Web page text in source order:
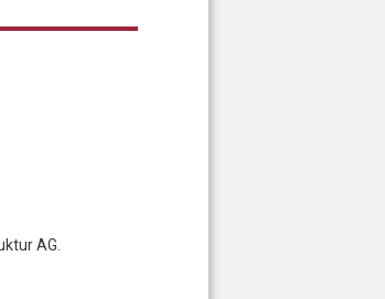
AG.